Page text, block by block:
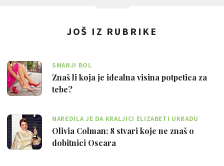
JOŠ IZ RUBRIKE
SMANJI BOL
Znaš li koja je idealna visina potpetica za
tebe?
NAREDILA JE DA KRALJICI ELIZABETI UKRADU
TOALETNI PAPIR
Olivia Colman: 8 stvari koje ne znaš o
dobitnici Oscara